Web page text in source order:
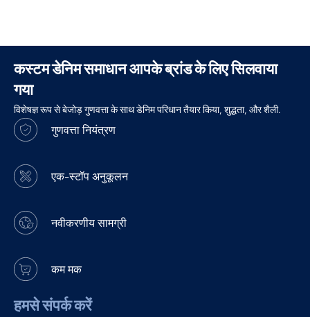
कस्टम डेनिम समाधान आपके ब्रांड के लिए सिलवाया
गया
विशेषज्ञ रूप से बेजोड़ गुणवत्ता के साथ डेनिम परिधान तैयार किया, शुद्धता, और शैली.
गुणवत्ता नियंत्रण
एक-स्टॉप अनुकूलन
नवीकरणीय सामग्री
कम मक
हमसे संपर्क करें